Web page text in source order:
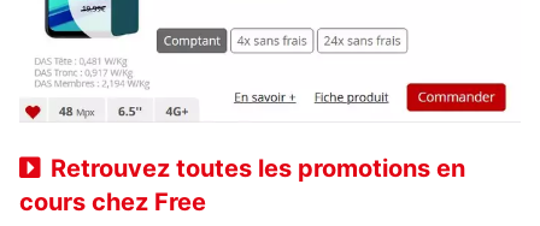
Retrouvez toutes les promotions en
cours chez Free